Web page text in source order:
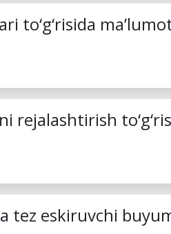
to‘g‘risida
rejalashtirish
tez eskiruvchi